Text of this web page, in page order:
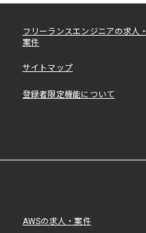
フリーランスエンジニアの求人・
案件
サイトマップ
登録者限定機能について
AWSの求人・案件